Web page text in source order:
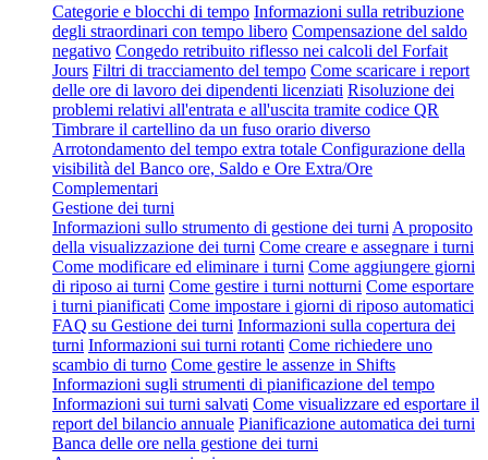
Categorie e blocchi di tempo Informazioni sulla retribuzione
degli straordinari con tempo libero Compensazione del saldo
negativo Congedo retribuito riflesso nei calcoli del Forfait
Jours Filtri di tracciamento del tempo Come scaricare i report
delle ore di lavoro dei dipendenti licenziati Risoluzione dei
problemi relativi all'entrata e all'uscita tramite codice QR
Timbrare il cartellino da un fuso orario diverso
Arrotondamento del tempo extra totale Configurazione della
visibilità del Banco ore, Saldo e Ore Extra/Ore
Complementari
Gestione dei turni
Informazioni sullo strumento di gestione dei turni A proposito
della visualizzazione dei turni Come creare e assegnare i turni
Come modificare ed eliminare i turni Come aggiungere giorni
di riposo ai turni Come gestire i turni notturni Come esportare
i turni pianificati Come impostare i giorni di riposo automatici
FAQ su Gestione dei turni Informazioni sulla copertura dei
turni Informazioni sui turni rotanti Come richiedere uno
scambio di turno Come gestire le assenze in Shifts
Informazioni sugli strumenti di pianificazione del tempo
Informazioni sui turni salvati Come visualizzare ed esportare il
report del bilancio annuale Pianificazione automatica dei turni
Banca delle ore nella gestione dei turni